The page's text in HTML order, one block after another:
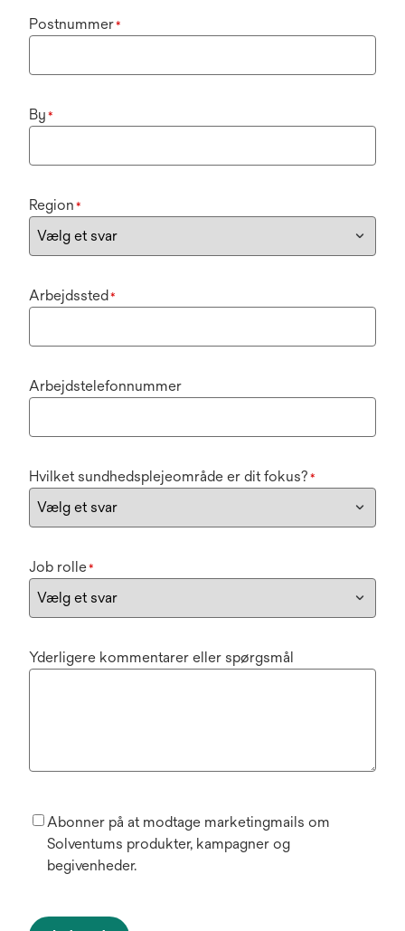
Postnummer*
By *
Region *
Arbejdssted*
Arbejdstelefonnummer
Hvilket sundhedsplejeområde er dit fokus? *
Job rolle*
Yderligere kommentarer eller spørgsmål
Abonner på at modtage marketingmails om
Solventums produkter, kampagner og
begivenheder.